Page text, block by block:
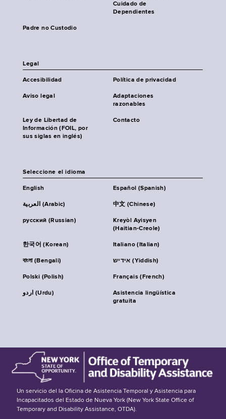
Cuidado de
Dependientes
Padre no Custodio
Legal
Accesibilidad Política de privacidad
Aviso legal
Adaptaciones
razonables
Ley de Libertad de
Información (FOIL, por
sus siglas en inglés)
Contacto
Seleccione el idioma
English Español (Spanish)
العربية (Arabic) 中文 (Chinese)
русский (Russian)
Kreyòl Ayisyen
(Haitian-Creole)
한국어 (Korean) Italiano (Italian)
বাংলা (Bengali) אידיש (Yiddish)
Polski (Polish) Français (French)
اردو (Urdu)
Asistencia lingüística
gratuita
Un servicio del la Oficina de Asistencia Temporal y Asistencia para
Incapacitados del Estado de Nueva York (New York State Office of
Temporary and Disability Assistance, OTDA).